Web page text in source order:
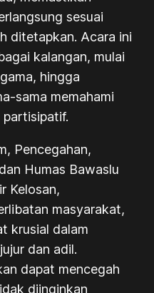
sesuai
ditetapkan. Acara ini
kalangan, mulai
hingga
sama memahami
Pencegahan,
Humas Bawaslu
Kelosan,
masyarakat,
krusial dalam
dan adil.
dapat mencegah
diinginkan